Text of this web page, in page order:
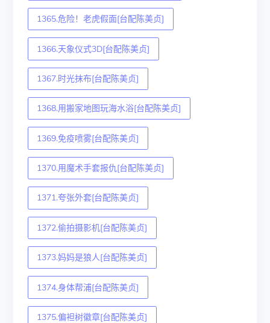
1365.危险！老虎假面[台配陈美贞]
1366.天象仪式3D[台配陈美贞]
1367.时光抹布[台配陈美贞]
1368.用搬家地图玩海水浴[台配陈美贞]
1369.免疫喷雾[台配陈美贞]
1370.用魔术手套报仇[台配陈美贞]
1371.夸张外套[台配陈美贞]
1372.偷拍摄影机[台配陈美贞]
1373.妈妈是狼人[台配陈美贞]
1374.身体帮浦[台配陈美贞]
1375.偏袒树徽章[台配陈美贞]